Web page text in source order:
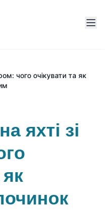
чого очікувати та як
яхті зі